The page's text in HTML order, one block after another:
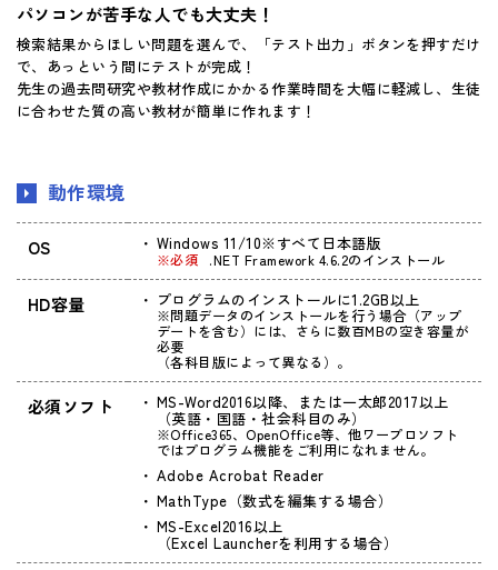
パソコンが苦手な人でも大丈夫！
検索結果からほしい問題を選んで、「テスト出力」ボタンを押すだけ
で、あっという間にテストが完成！
先生の過去問研究や教材作成にかかる作業時間を大幅に軽減し、生徒
に合わせた質の高い教材が簡単に作れます！
動作環境
OS Windows 11/10※すべて日本語版
※必須 .NET Framework 4.6.2のインストール
HD容量 プログラムのインストールに1.2GB以上
※問題データのインストールを行う場合（アップ
デートを含む）には、さらに数百MBの空き容量が
必要
（各科目版によって異なる）。
必須ソフト MS-Word2016以降、または一太郎2017以上
（英語・国語・社会科目のみ）
※Office365、OpenOffice等、他ワープロソフト
ではプログラム機能をご利用になれません。
Adobe Acrobat Reader
MathType（数式を編集する場合）
MS-Excel2016以上
（Excel Launcherを利用する場合）